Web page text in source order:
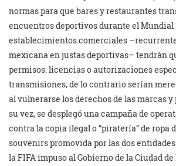
normas para que bares y restaurantes
encuentros deportivos durante el Mundial
establecimientos comerciales
mexicana en justas deportivas– tendrán
permisos. licencias o autorizaciones
transmisiones; de lo contrario serían
al vulnerarse los derechos de las marcas
su vez, se desplegó una campaña de
contra la copia ilegal o “piratería” de ropa
souvenirs promovida por las dos
la FIFA impuso al Gobierno de la Ciudad